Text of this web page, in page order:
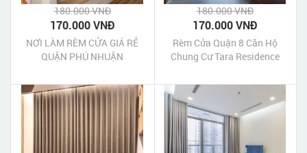
180.000 VNĐ
170.000 VNĐ
NƠI LÀM RÈM CỬA GIÁ RẺ
QUẬN PHÚ NHUẬN
180.000 VNĐ
170.000 VNĐ
Rèm Cửa Quận 8 Căn Hộ
Chung Cư Tara Residence